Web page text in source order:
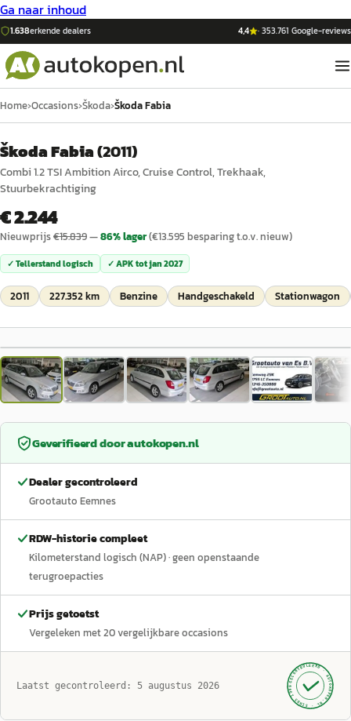
Ga naar inhoud
1.638erkende dealers 4,4 ·353.761 Google-reviews
Home›Occasions›Škoda›Škoda Fabia
Škoda Fabia(2011)
Combi 1.2 TSI Ambition Airco, Cruise Control, Trekhaak,
Stuurbekrachtiging
€ 2.244
Nieuwprijs€15.839—86% lager(€13.595 besparing t.o.v. nieuw)
✓ Tellerstand logisch ✓ APK totjan 2027
2011 227.352 km Benzine Handgeschakeld Stationwagon
1/22
Geverifieerd doorautokopen.nl
Dealer gecontroleerd
Grootauto Eemnes
RDW-historie compleet
Kilometerstand logisch (NAP)· geen openstaande
terugroepacties
Prijs getoetst
Vergeleken met20vergelijkbare occasions
Laatst gecontroleerd: 5 augustus 2026 GECONTROLEERD ·
AUTOKOPEN.NL
· SINDS 1999 ·